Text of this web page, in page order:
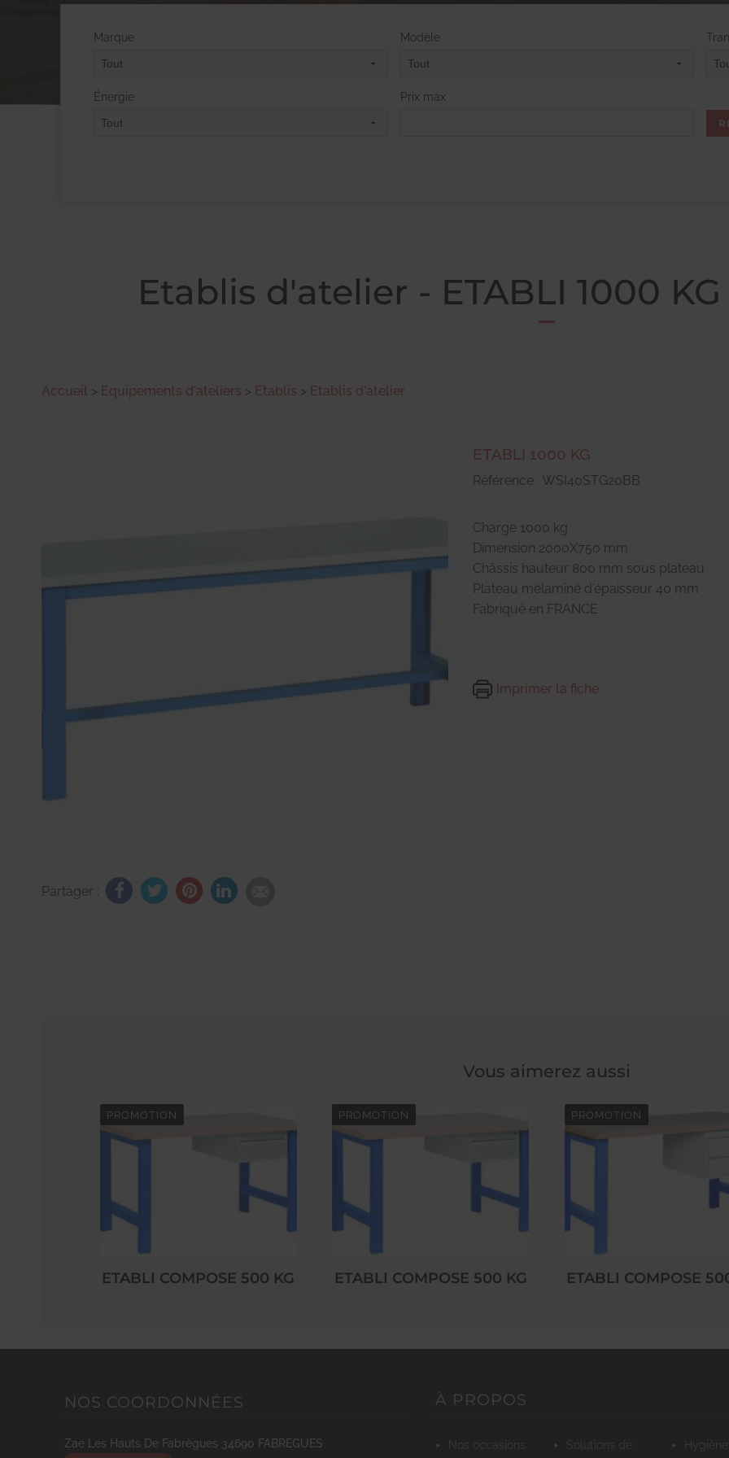
Marque
Énergie
Modèle
Prix max
Etablis d'atelier - ETABLI 1000
Accueil > Equipements d'ateliers > Etablis > Etablis d'atelier
ETABLI 1000 KG
Référence : WSI40STG20BB
Charge 1000 kg
Dimension 2000X750 mm
Châssis hauteur 800 mm sous plateau
Plateau mélaminé d'épaisseur 40 mm
Fabriqué en FRANCE
Imprimer la fiche
Partager :
Vous aimerez aussi
PROMOTION
ETABLI COMPOSE 500 KG
PROMOTION
ETABLI COMPOSE 500 KG
PROMOTION
ETABLI COMPOSE
NOS COORDONNÉES
Zae Les Hauts De Fabrègues 34690 FABREGUES
À PROPOS
nos occasions
solutions de
hygiène et